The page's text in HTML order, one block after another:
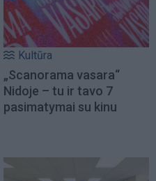
Kultūra
„Scanorama vasara“
Nidoje – tu ir tavo 7
pasimatymai su kinu